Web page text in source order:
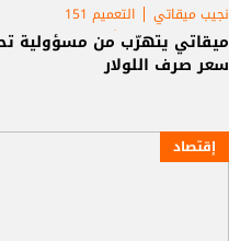
نجيب ميقاتي
التعميم 151
حكومة تصريف الأعمال
ميقاتي يتهرّب من مسؤولية
سعر صرف اللولار
إقتصاد